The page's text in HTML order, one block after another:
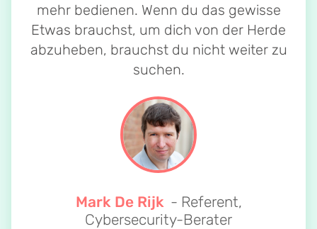
mehr bedienen. Wenn du das gewisse
Etwas brauchst, um dich von der Herde
abzuheben, brauchst du nicht weiter zu
suchen.
Mark De Rijk - Referent,
Cybersecurity-Berater